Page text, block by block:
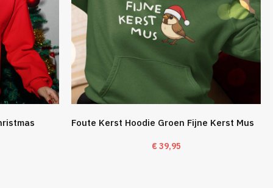
Foute Kerst Hoodie Groen Fijne Kerst Mus
€39,95